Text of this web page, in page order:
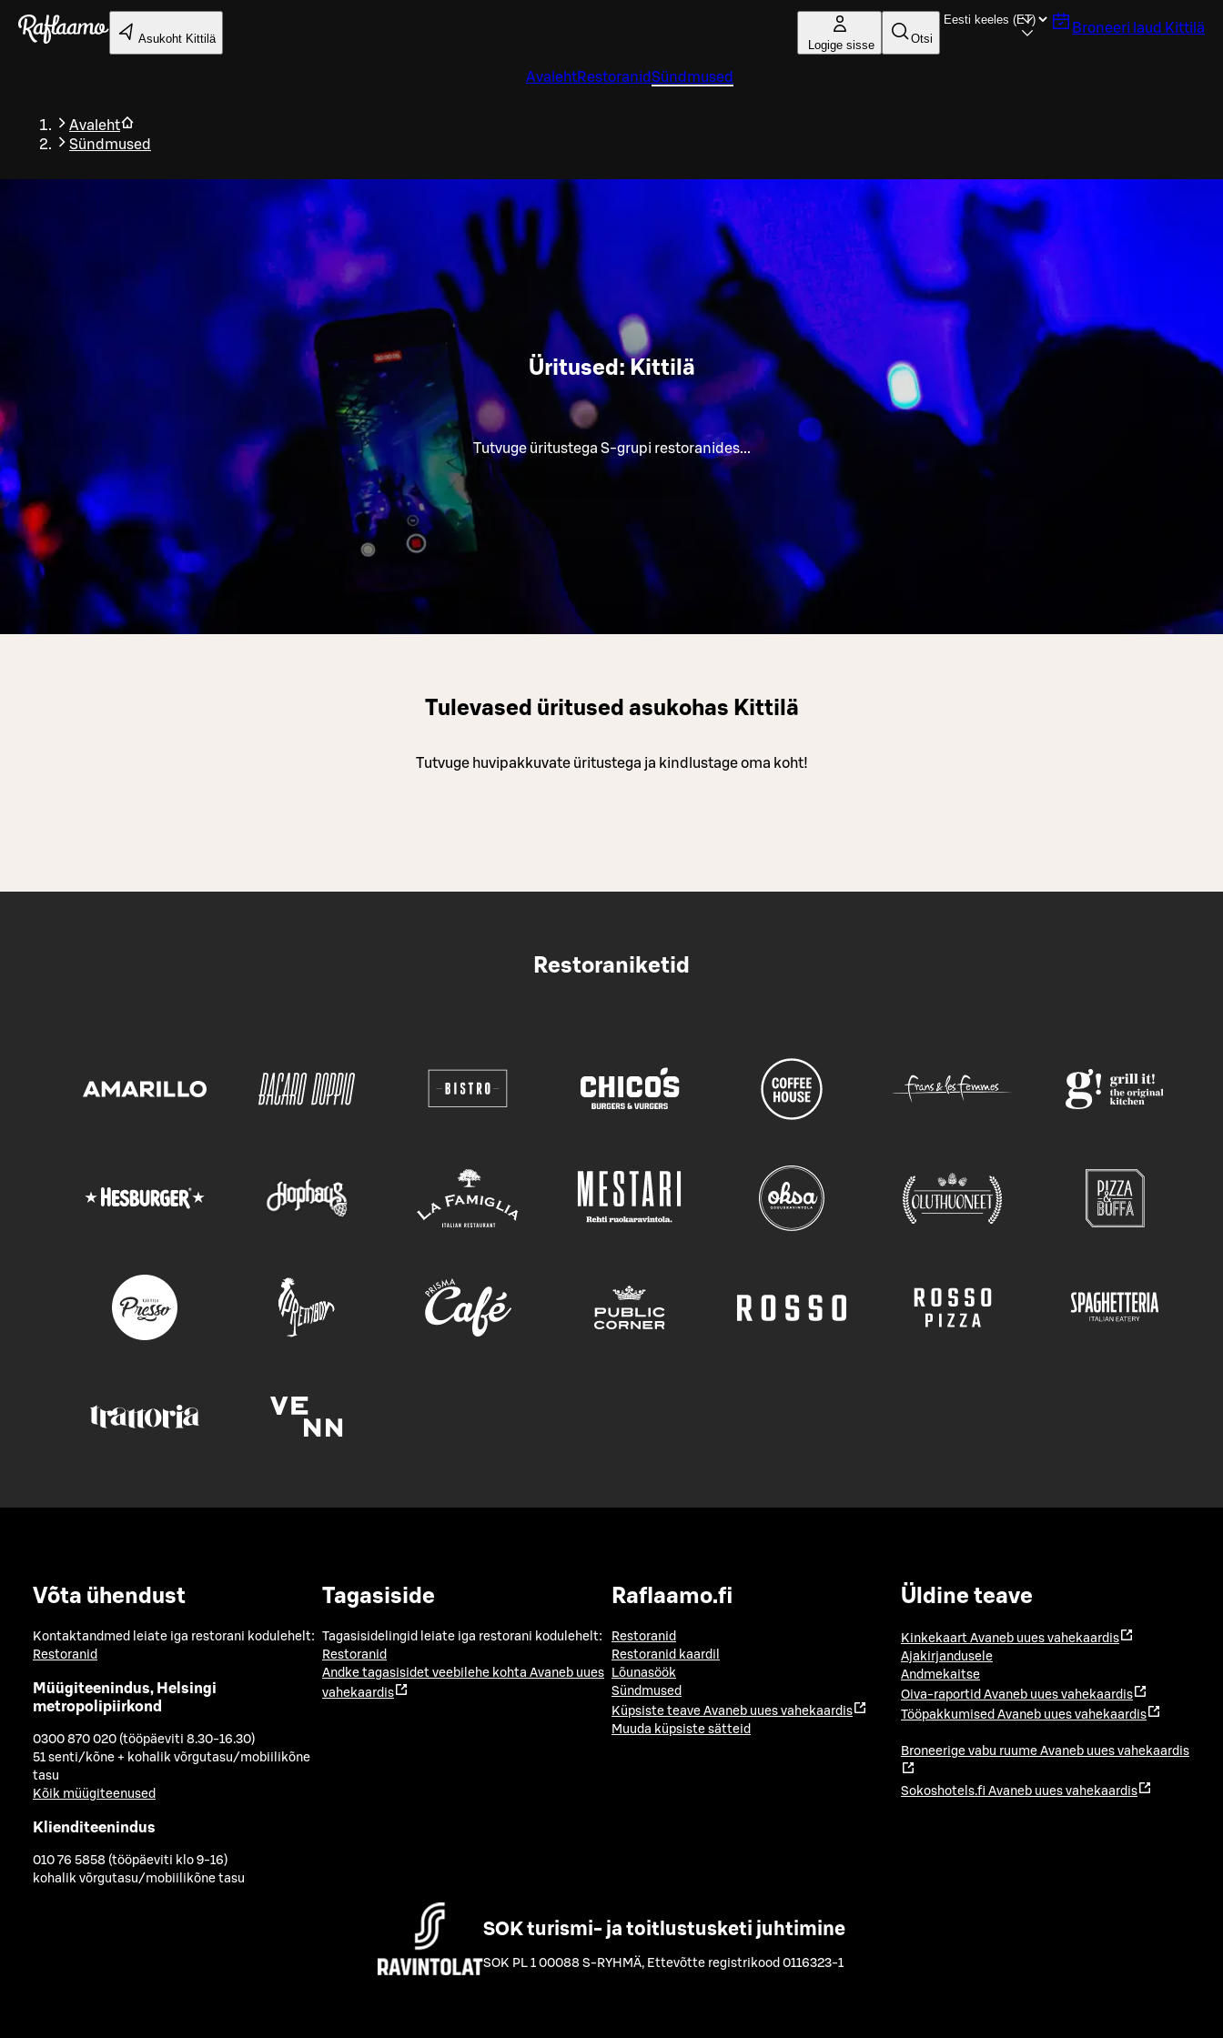
Liigu peamise sisu juurde
Asukoht Kittilä Logige sisse Otsi
Broneeri laud Kittilä
AvalehtRestoranidSündmused
Avaleht
Sündmused
Üritused: Kittilä
Tutvuge üritustega S-grupi restoranides...
Tulevased üritused asukohas Kittilä
Tutvuge huvipakkuvate üritustega ja kindlustage oma koht!
Restoraniketid
Võta ühendust
Kontaktandmed leiate iga restorani kodulehelt:
Restoranid
Müügiteenindus, Helsingi
metropolipiirkond
0300 870 020 (tööpäeviti 8.30-16.30)
51 senti/kõne + kohalik võrgutasu/mobiilikõne
tasu
Kõik müügiteenused
Klienditeenindus
010 76 5858 (tööpäeviti klo 9-16)
kohalik võrgutasu/mobiilikõne tasu
Tagasiside
Tagasisidelingid leiate iga restorani kodulehelt:
Restoranid
Andke tagasisidet veebilehe kohta Avaneb uues
vahekaardis
Raflaamo.fi
Restoranid
Restoranid kaardil
Lõunasöök
Sündmused
Küpsiste teave Avaneb uues vahekaardis
Muuda küpsiste sätteid
Üldine teave
Kinkekaart Avaneb uues vahekaardis
Ajakirjandusele
Andmekaitse
Oiva-raportid Avaneb uues vahekaardis
Tööpakkumised Avaneb uues vahekaardis
Broneerige vabu ruume Avaneb uues vahekaardis
Sokoshotels.fi Avaneb uues vahekaardis
SOK turismi- ja toitlustusketi juhtimine
SOK PL 1 00088 S-RYHMÄ, Ettevõtte registrikood 0116323-1